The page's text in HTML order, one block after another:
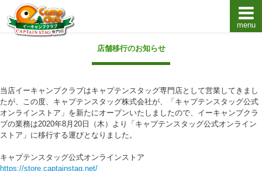
キャプテンスタッグキャンプ用品通販店【eキャンプ
menu
店舗移行のお知らせ
当店イーキャンプクラブはキャプテンスタッグ専門店として営業してきまし
たが、この度、キャプテンスタッグ株式会社が、「キャプテンスタッグ公式
オンラインストア」を新たにオープンいたしましたので、イーキャンプクラ
ブの業務は2020年8月20日（木）より「キャプテンスタッグ公式オンライン
ストア」に移行する運びとなりました。
キャプテンスタッグ公式オンラインストア
https://store.captainstag.net/